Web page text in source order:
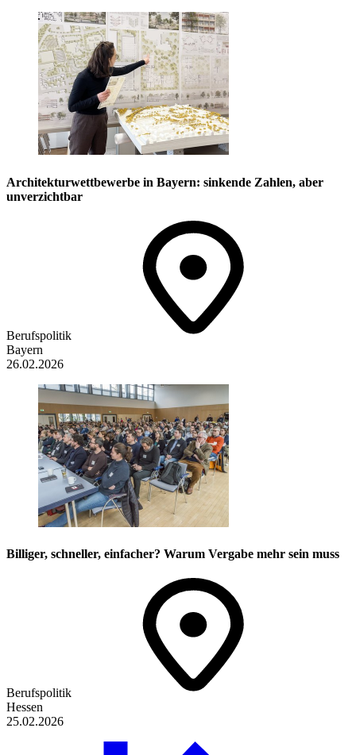
Architekturwettbewerbe in Bayern: sinkende Zahlen, aber
unverzichtbar
Berufspolitik
Bayern
26.02.2026
Billiger, schneller, einfacher? Warum Vergabe mehr sein muss
Berufspolitik
Hessen
25.02.2026